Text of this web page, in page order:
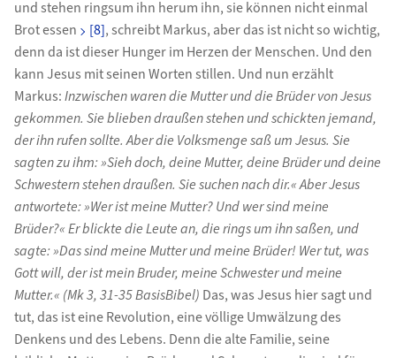
und stehen ringsum ihn herum ihn, sie können nicht einmal
Brot essen
[8], schreibt Markus, aber das ist nicht so wichtig,
denn da ist dieser Hunger im Herzen der Menschen. Und den
kann Jesus mit seinen Worten stillen. Und nun erzählt
Markus:Inzwischen waren die Mutter und die Brüder von Jesus
gekommen. Sie blieben draußen stehen und schickten jemand,
der ihn rufen sollte. Aber die Volksmenge saß um Jesus. Sie
sagten zu ihm: »Sieh doch, deine Mutter, deine Brüder und deine
Schwestern stehen draußen. Sie suchen nach dir.« Aber Jesus
antwortete: »Wer ist meine Mutter? Und wer sind meine
Brüder?« Er blickte die Leute an, die rings um ihn saßen, und
sagte: »Das sind meine Mutter und meine Brüder! Wer tut, was
Gott will, der ist mein Bruder, meine Schwester und meine
Mutter.« (Mk 3, 31-35 BasisBibel) Das, was Jesus hier sagt und
tut, das ist eine Revolution, eine völlige Umwälzung des
Denkens und des Lebens. Denn die alte Familie, seine